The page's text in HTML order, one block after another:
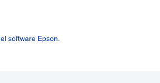
software Epson.